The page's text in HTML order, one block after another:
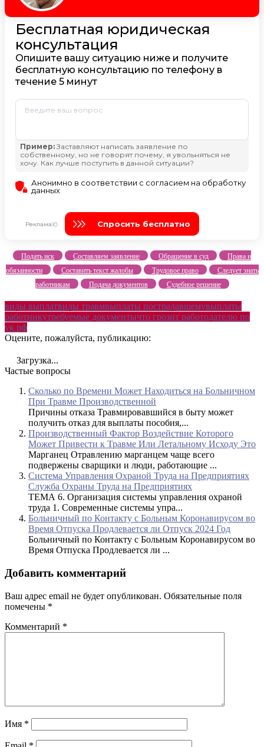
Подать иск Составляем заявление Обращение в суд
Права и
обязанности
Составить текст жалобы Трудовое право
Следует знать
работникам
Подача документов Судебное решение
виды выплатвиды травмвыплаты пострадавшемувыплаты
работникутребуемые документычто грозит работодателю по
ук рф
Оцените, пожалуйста, публикацию:
Загрузка...
Частые вопросы
Сколько по Времени Может Находиться на Больничном
При Травме Производственной
Причины отказа Травмировавшийся в быту может
получить отказ для выплаты пособия,...
Производственный Фактор Воздействие Которого
Может Привести к Травме Или Летальному Исходу Это
Марганец Отравлению марганцем чаще всего
подвержены сварщики и люди, работающие ...
Система Управления Охраной Труда на Предприятиях
Служба Охраны Труда на Предприятиях
ТЕМА 6. Организация системы управления охраной
труда 1. Современные системы упра...
Больничный по Контакту с Больным Коронавирусом во
Время Отпуска Продлевается ли Отпуск 2024 Год
Больничный по Контакту с Больным Коронавирусом во
Время Отпуска Продлевается ли ...
Добавить комментарий
Ваш адрес email не будет опубликован. Обязательные поля
помечены *
Комментарий *
Имя *